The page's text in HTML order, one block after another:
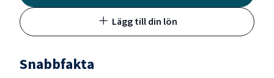
Lägg till din lön
Snabbfakta